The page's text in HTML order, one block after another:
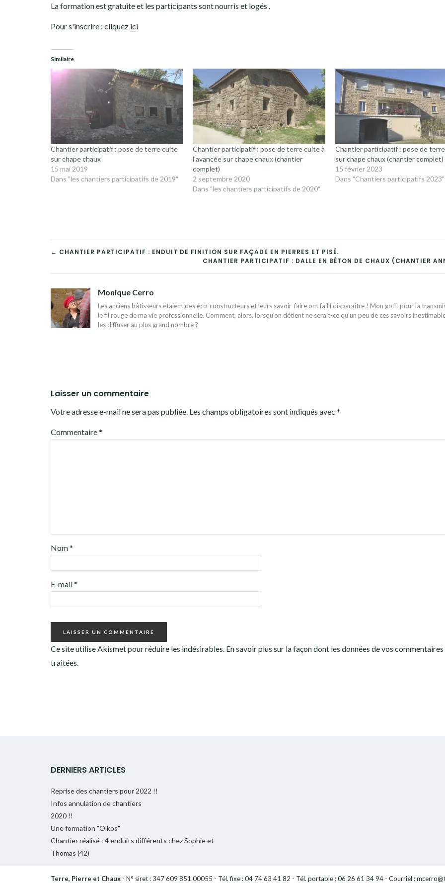
La formation est gratuite et les participants sont nourris et logés .
Pour s'inscrire : cliquez ici
Similaire
Chantier participatif : pose de terre cuite
sur chape chaux
15 mai 2019
Dans "les chantiers participatifs de 2019"
Chantier participatif : pose de terre cuite à
l'avancée sur chape chaux (chantier
complet)
2 septembre 2020
Dans "les chantiers participatifs de 2020"
Chantier participatif : pose de
sur chape chaux (chantier complet)
15 février 2023
Dans "Chantiers participatifs 2023"
NAVIGATION
DE
L’ARTICLE
← CHANTIER PARTICIPATIF : ENDUIT DE FINITION SUR FAÇADE EN PIERRES ET PISÉ.
CHANTIER PARTICIPATIF : DALLE EN BÉTON DE CHAUX (CHANTIER
Monique Cerro
Les anciens bâtisseurs étaient des éco-constructeurs et leurs savoir-faire ont failli disparaître ! Mon goût pour la
le fil rouge de ma vie professionnelle. Comment, alors, lorsqu’on détient ne serait-ce qu’un peu de ces savoirs
les diffuser au plus grand nombre ?
Laisser un commentaire
Votre adresse e-mail ne sera pas publiée. Les champs obligatoires sont indiqués avec *
Commentaire*
Nom*
E-mail*
Ce site utilise Akismet pour réduire les indésirables. En savoir plus sur la façon dont les données de vos
traitées
DERNIERS ARTICLES
Reprise des chantiers pour 2022 !!
Infos annulation de chantiers
2020 !!
Une formation "Oïkos"
Chantier réalisé : 4 enduits différents chez Sophie et
Thomas (42)
Terre, Pierre et Chaux - N° siret : 347 609 851 00055 - Tél. fixe : 04 74 63 41 82 - Tél. portable : 06 26 61 34 94 - Courriel :